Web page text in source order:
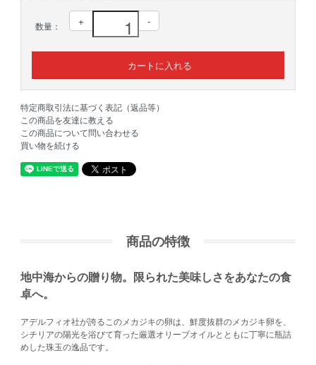
数量： + -
特定商取引法に基づく表記（返品等）
この商品を友達に教える
この商品について問い合わせる
買い物を続ける
商品の特徴
地中海からの贈り物。限られた美味しさをあなたの食
卓へ。
アデルフィオ社が誇るこのメカジキの卵は、鮮度抜群のメカジキ卵を、
シチリアの陽光を浴びて育った厳選オリーブオイルとともに丁寧に瓶詰
めした珠玉の逸品です。